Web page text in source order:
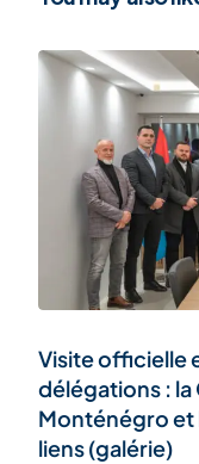
Visite officielle
délégations :
Monténégro et
liens (galérie)